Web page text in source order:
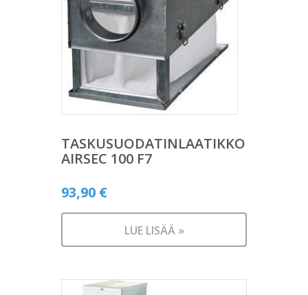
TASKUSUODATINLAATIKKO
AIRSEC 100 F7
93,90 €
LUE LISÄÄ »